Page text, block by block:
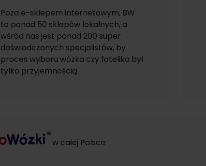
Poza e-sklepem internetowym, BW
to ponad 50 sklepów lokalnych, a
wśród nas jest ponad 200 super
doświadczonych specjalistów, by
proces wyboru wózka czy fotelika był
tylko przyjemnością.
w całej Polsce